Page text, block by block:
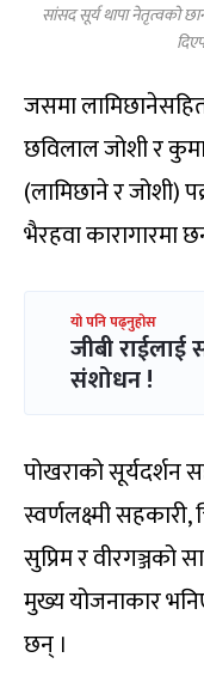
सांसद सूर्य थापा नेतृत्वको
जसमा लामिछानेसहित
छविलाल जोशी र
(लामिछाने र जोशी)
भैरहवा कारागारमा
यो पनि पढ्नुहोस
जीबी
संशोधन !
पोखराको सूर्यदर्शन
स्वर्णलक्ष्मी
सुप्रिम र वीरगञ्जको
मुख्य योजनाकार
छन् ।